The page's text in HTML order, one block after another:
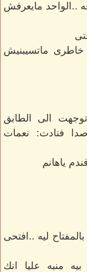
..الواحد مايعرفش
خاطرى ماتسيبنيش
الى الطابق
فنادت: نعمات
ياهانم
ليه ..افتحى
منبه عليا انك